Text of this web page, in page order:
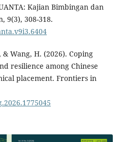
Kajian Bimbingan dan
9(3), 308-318.
& Wang, H. (2026). Coping
resilience among Chinese
placement. Frontiers in